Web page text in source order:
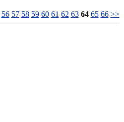
56 57 58 59 60 61 62 63 64 65 66 >>